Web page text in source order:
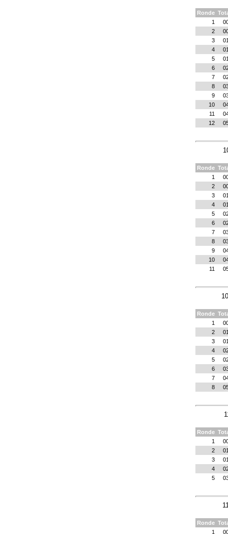
Ronde
1
2
3
4
5
6
7
8
9
10
11
12
Ronde
1
2
3
4
5
6
7
8
9
10
11
Ronde
1
2
3
4
5
6
7
8
Ronde
1
2
3
4
5
Ronde
1